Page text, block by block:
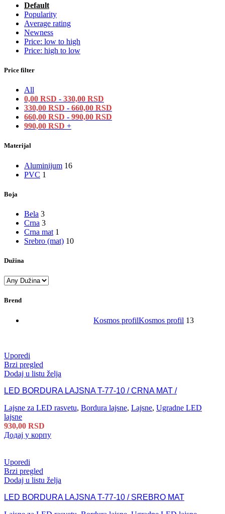
Default
Popularity
Average rating
Newness
Price: low to high
Price: high to low
Price filter
All
0,00 RSD - 330,00 RSD
330,00 RSD - 660,00 RSD
660,00 RSD - 990,00 RSD
990,00 RSD +
Materijal
Aluminijum 16
PVC 1
Boja
Bela 3
Crna 3
Crna mat 1
Srebro (mat) 10
Dužina
Brend
Kosmos profilKosmos profil 13
Uporedi
Brzi pregled
Dodaj u listu želja
LED BORDURA LAJSNA T-77-10 / CRNA MAT /
Lajsne za LED rasvetu, Bordura lajsne, Lajsne, Ugradne LED
lajsne
930,00 RSD
Додај у корпу
Uporedi
Brzi pregled
Dodaj u listu želja
LED BORDURA LAJSNA T-77-10 / SREBRO MAT